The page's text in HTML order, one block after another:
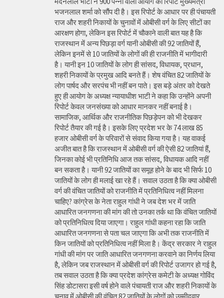
भजनलाल शर्मा को सौंप दी है। इस रिपोर्ट के आधार पर ही पंचायती
राज और शहरी निकायों के चुनावों में ओबीसी वर्ग के लिए सीटों का
आरक्षण होगा, लेकिन इस रिपोर्ट में चौकाने वाली बात यह है कि
राजस्थान में अन्य पिछड़ा वर्ग यानी ओबीसी की 92 जातियों हैं,
लेकिन इनमें से 10 जातियों के लोगों की ही राजनीति में भागीदारी
है। यानी इन 10 जातियों के लोग ही सांसद, विधायक, प्रधान,
शहरी निकायों के प्रमुख आदि बनते हैं। शेष वंचित 82 जातियों के
लोग पार्षद और सरपंच भी नहीं बन पाते। इस बड़े अंतर को देखते
हुए ही आयोग के अध्यक्ष न्यायाधीश भाटी ने कहा कि उन्होंने अपनी
रिपोर्ट केवल जनसंख्या को आधार मानकर नहीं बनाई है।
सामाजिक, आर्थिक और राजनीतिक पिछड़ेपन को भी देखकर
रिपोर्ट तैयार की गई है। इसके लिए प्रदेश भर के 74 लाख 85
हजार ओबीसी वर्ग के परिवारों से संवाद किया गया है। यह वाकई
अजीत बात है कि राजस्थान में ओबीसी वर्ग की ऐसी 82 जातियां हैं,
जिनका कोई भी प्रतिनिधि आज तक सांसद, विधायक आदि नहीं
बन सकता है। यानी 92 जातियों का समूह होने के बाद भी सिर्फ 10
जातियों के लोग ही मलाई खा रहे हैं। सवाल उठता है कि क्या ओबीसी
वर्ग की वंचित जातियों को राजनीति में प्रतिनिधित्व नहीं मिलना
चाहिए? कांग्रेस के नेता राहुल गांधी ने जब देश भर में जाति
आधारित जनगणना की मांग की तो उनका तर्क था कि वंचित जातियों
को प्रतिनिधित्व दिया जाएगा। राहुल गांधी कहना रहा कि जाति
आधारित जनगणना से पता चल जाएगा कि अभी तक राजनीति में
किन जातियों को प्रतिनिधित्व नहीं मिला है। केंद्र सरकार ने राहुल
गांधी की मांग पर जाति आधारित जनगणना करवाने का निर्णय लिया
है, लेकिन जब राजस्थान में ओबीसी वर्ग की रिपोर्ट उजागर हो गई है,
तब सवाल उठता है कि क्या प्रदेश कांग्रेस कमेटी के अध्यक्ष गोविंद
सिंह डोटासरा इसी वर्ष होने वाले पंचायती राज और शहरी निकायों के
चुनाव में ओबीसी की वंचित 82 जातियों के लोगों को उम्मीदवार